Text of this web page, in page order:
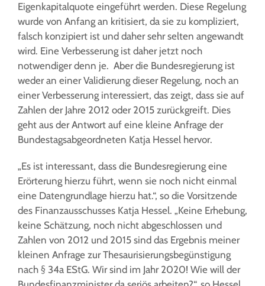
Eigenkapitalquote eingeführt werden. Diese Regelung
wurde von Anfang an kritisiert, da sie zu kompliziert,
falsch konzipiert ist und daher sehr selten angewandt
wird. Eine Verbesserung ist daher jetzt noch
notwendiger denn je. Aber die Bundesregierung ist
weder an einer Validierung dieser Regelung, noch an
einer Verbesserung interessiert, das zeigt, dass sie auf
Zahlen der Jahre 2012 oder 2015 zurückgreift. Dies
geht aus der Antwort auf eine kleine Anfrage der
Bundestagsabgeordneten Katja Hessel hervor.
„Es ist interessant, dass die Bundesregierung eine
Erörterung hierzu führt, wenn sie noch nicht einmal
eine Datengrundlage hierzu hat.“, so die Vorsitzende
des Finanzausschusses Katja Hessel. „Keine Erhebung,
keine Schätzung, noch nicht abgeschlossen und
Zahlen von 2012 und 2015 sind das Ergebnis meiner
kleinen Anfrage zur Thesaurisierungsbegünstigung
nach § 34a EStG. Wir sind im Jahr 2020! Wie will der